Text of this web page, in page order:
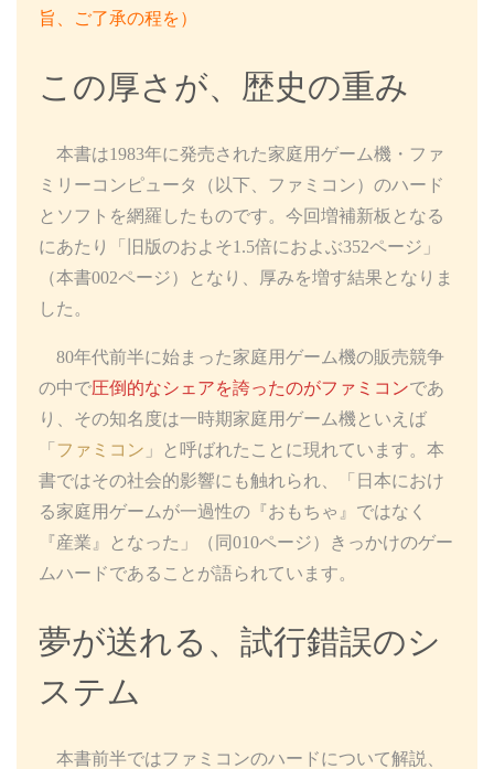
旨、ご了承の程を）
この厚さが、歴史の重み
本書は1983年に発売された家庭用ゲーム機・ファ
ミリーコンピュータ（以下、ファミコン）のハード
とソフトを網羅したものです。今回増補新板となる
にあたり「旧版のおよそ1.5倍におよぶ352ページ」
（本書002ページ）となり、厚みを増す結果となりま
した。
80年代前半に始まった家庭用ゲーム機の販売競争
の中で圧倒的なシェアを誇ったのがファミコンであ
り、その知名度は一時期家庭用ゲーム機といえば
「 ファミコン 」と呼ばれたことに現れています。本
書ではその社会的影響にも触れられ、「日本におけ
る家庭用ゲームが一過性の『おもちゃ』ではなく
『産業』となった」（同010ページ）きっかけのゲー
ムハードであることが語られています。
夢が送れる、試行錯誤のシ
ステム
本書前半ではファミコンのハードについて解説、